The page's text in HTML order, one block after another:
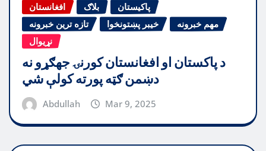
افغانستان بلاګ
پاکیستان
تازه ترین خبرونه
خیبر پښتونخوا
مهم خبرونه
نړیوال
د پاکستان او افغانستان کورنۍ جهګړو نه
دښمن ګټه پورته کولې شي
Abdullah Mar 9, 2025